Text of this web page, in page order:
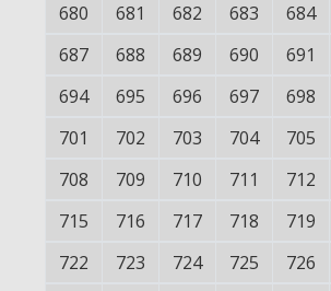
680
681 682 683 684
687
688 689 690 691
694
695 696 697 698
701
702 703 704 705
708
709 710 711 712
715
716 717 718 719
722
723 724 725 726